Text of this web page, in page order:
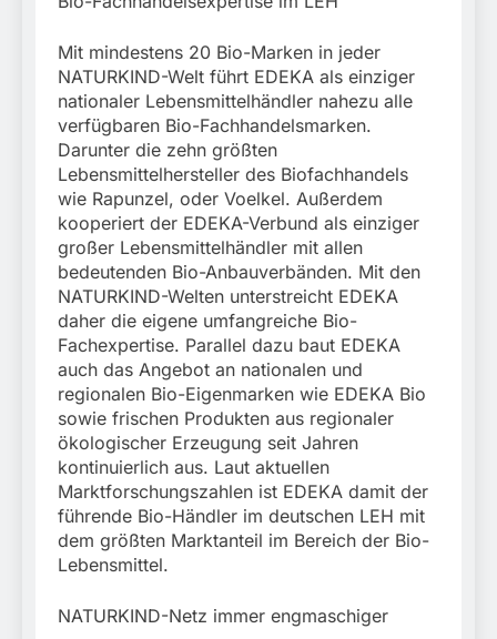
Mit mindestens 20 Bio-Marken in jeder
NATURKIND-Welt führt EDEKA als einziger
nationaler Lebensmittelhändler nahezu alle
verfügbaren Bio-Fachhandelsmarken.
Darunter die zehn größten
Lebensmittelhersteller des Biofachhandels
wie Rapunzel, oder Voelkel. Außerdem
kooperiert der EDEKA-Verbund als einziger
großer Lebensmittelhändler mit allen
bedeutenden Bio-Anbauverbänden. Mit den
NATURKIND-Welten unterstreicht EDEKA
daher die eigene umfangreiche Bio-
Fachexpertise. Parallel dazu baut EDEKA
auch das Angebot an nationalen und
regionalen Bio-Eigenmarken wie EDEKA Bio
sowie frischen Produkten aus regionaler
ökologischer Erzeugung seit Jahren
kontinuierlich aus. Laut aktuellen
Marktforschungszahlen ist EDEKA damit der
führende Bio-Händler im deutschen LEH mit
dem größten Marktanteil im Bereich der Bio-
Lebensmittel.
NATURKIND-Netz immer engmaschiger